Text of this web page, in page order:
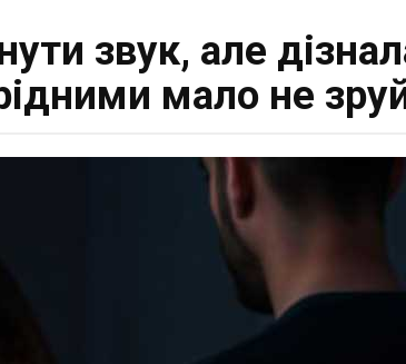
звук, але
мало не